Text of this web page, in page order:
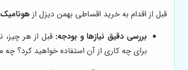
قبل از اقدام به خرید اقساطی بهمن دیزل از
بررسی دقیق نیازها و بودجه: قبل از هر
برای چه کاری از آن استفاده خواهید کرد؟ چه